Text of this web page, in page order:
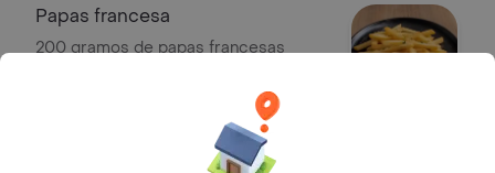
Papas francesa
200 gramos de papas francesas